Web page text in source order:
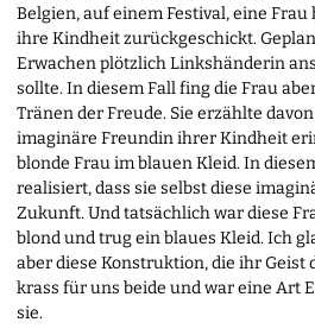
Belgien, auf einem Festival, eine
ihre Kindheit zurückgeschickt.
Erwachen plötzlich Linkshänderin
sollte. In diesem Fall fing die Frau
Tränen der Freude. Sie erzählte
imaginäre Freundin ihrer Kindheit
blonde Frau im blauen Kleid. In
realisiert, dass sie selbst diese
Zukunft. Und tatsächlich war diese
blond und trug ein blaues Kleid. Ich
aber diese Konstruktion, die ihr Geist
krass für uns beide und war eine Art
sie.